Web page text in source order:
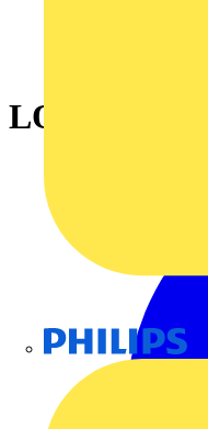
LOGO! 24 CE